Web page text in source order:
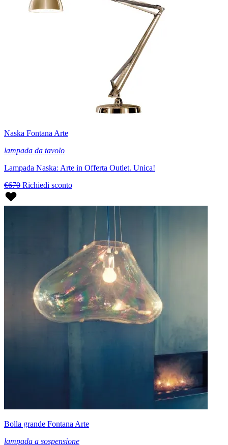
Naska Fontana Arte
lampada da tavolo
Lampada Naska: Arte in Offerta Outlet. Unica!
€670 Richiedi sconto
Bolla grande Fontana Arte
lampada a sospensione